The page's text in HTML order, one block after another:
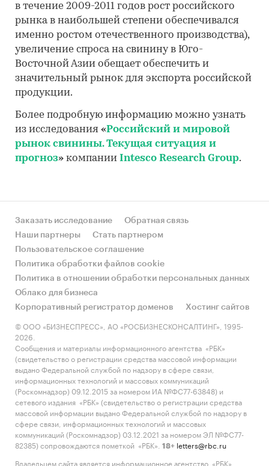
в течение 2009-2011 годов рост российского
рынка в наибольшей степени обеспечивался
именно ростом отечественного производства),
увеличение спроса на свинину в Юго-
Восточной Азии обещает обеспечить и
значительный рынок для экспорта российской
продукции.
Более подробную информацию можно узнать
из исследования «Российский и мировой
рынок свинины. Текущая ситуация и
прогноз» компании Intesco Research Group.
Заказать исследование
Обратная связь
Наши партнеры
Стать партнером
Пользовательское соглашение
Политика обработки файлов cookie
Политика в отношении обработки персональных данных
Облако для бизнеса
Корпоративный регистратор доменов
Хостинг сайтов
© ООО «БИЗНЕСПРЕСС», АО «РОСБИЗНЕСКОНСАЛТИНГ», 1995-
2026.
Сообщения и материалы информационного агентства «РБК»
(свидетельство о регистрации средства массовой информации
выдано Федеральной службой по надзору в сфере связи,
информационных технологий и массовых коммуникаций
(Роскомнадзор) 09.12.2015 за номером ИА №ФС77-63848) и
сетевого издания «РБК» (свидетельство о регистрации средства
массовой информации выдано Федеральной службой по надзору в
сфере связи, информационных технологий и массовых
коммуникаций (Роскомнадзор) 03.12.2021 за номером ЭЛ №ФС77-
82385) сопровождаются пометкой «РБК».
18+ letters@rbc.ru
Владельцем сайта является информационное агентство «РБК».